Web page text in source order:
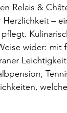
Relais &
–
wider: